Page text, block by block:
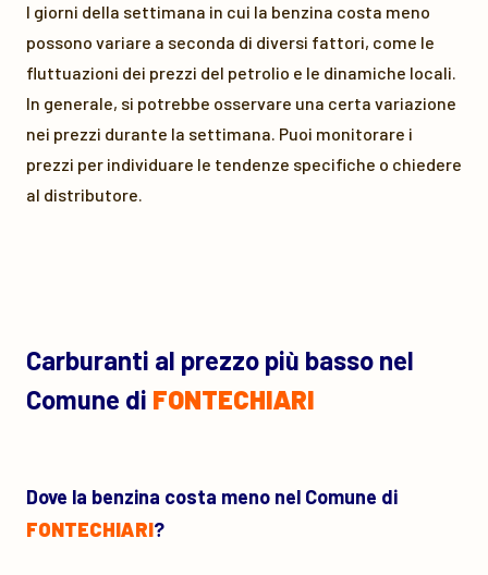
I giorni della settimana in cui la benzina costa meno
possono variare a seconda di diversi fattori, come le
fluttuazioni dei prezzi del petrolio e le dinamiche locali.
In generale, si potrebbe osservare una certa variazione
nei prezzi durante la settimana. Puoi monitorare i
prezzi per individuare le tendenze specifiche o chiedere
al distributore.
Carburanti al prezzo più basso nel
Comune di FONTECHIARI
Dove la benzina costa meno nel Comune di
FONTECHIARI?